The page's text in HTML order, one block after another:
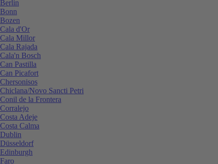
Berlin
Bonn
Bozen
Cala d'Or
Cala Millor
Cala Rajada
Cala'n Bosch
Can Pastilla
Can Picafort
Chersonisos
Chiclana/Novo Sancti Petri
Conil de la Frontera
Corralejo
Costa Adeje
Costa Calma
Dublin
Düsseldorf
Edinburgh
Faro